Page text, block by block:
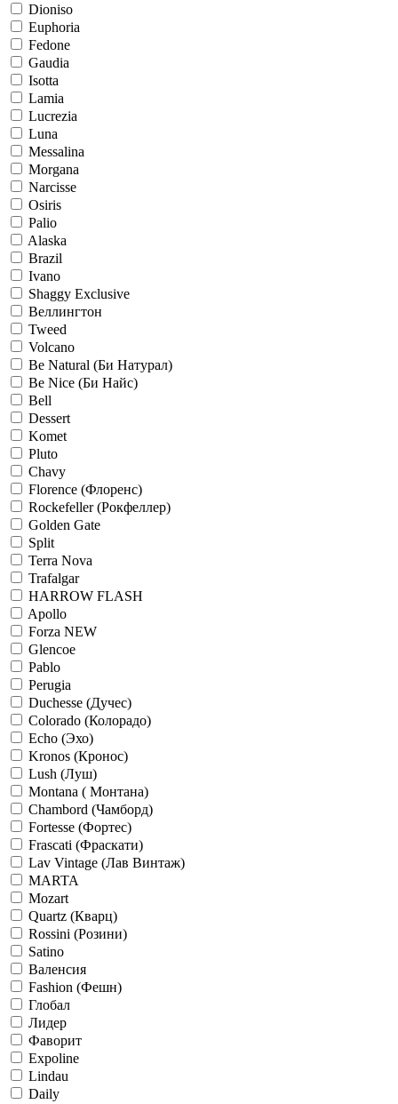
Dioniso
Euphoria
Fedone
Gaudia
Isotta
Lamia
Lucrezia
Luna
Messalina
Morgana
Narcisse
Osiris
Palio
Alaska
Brazil
Ivano
Shaggy Exclusive
Веллингтон
Tweed
Volcano
Be Natural (Би Натурал)
Be Nice (Би Найс)
Bell
Dessert
Komet
Pluto
Chavy
Florence (Флоренс)
Rockefeller (Рокфеллер)
Golden Gate
Split
Terra Nova
Trafalgar
HARROW FLASH
Apollo
Forza NEW
Glencoe
Pablo
Perugia
Duchesse (Дучес)
Colorado (Колорадо)
Echo (Эхо)
Kronos (Кронос)
Lush (Луш)
Montana ( Монтана)
Chambord (Чамборд)
Fortesse (Фортес)
Frascati (Фраскати)
Lav Vintage (Лав Винтаж)
MARTA
Mozart
Quartz (Кварц)
Rossini (Розини)
Satino
Валенсия
Fashion (Фешн)
Глобал
Лидер
Фаворит
Expoline
Lindau
Daily